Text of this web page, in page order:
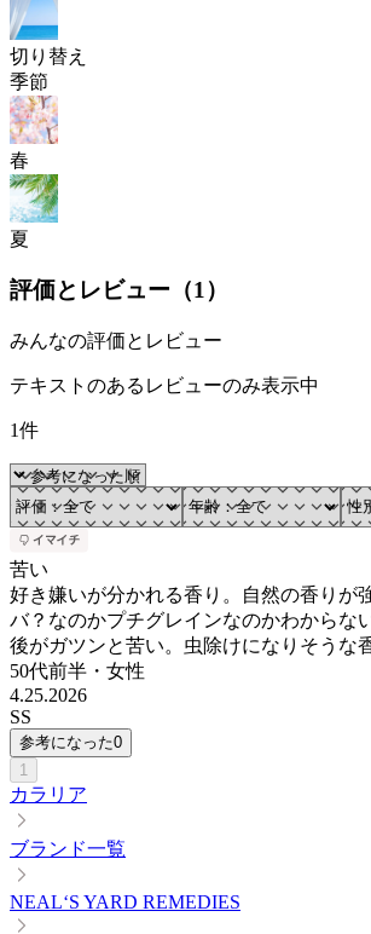
切り替え
季節
春
夏
評価とレビュー（1）
みんなの評価とレビュー
テキストのあるレビューのみ表示中
1件
苦い
好き嫌いが分かれる香り。自然の香りが
バ？なのかプチグレインなのかわからな
後がガツンと苦い。虫除けになりそうな
50代前半 ・ 女性
4.25.2026
SS
参考になった0
1
カラリア
ブランド一覧
NEAL‘S YARD REMEDIES